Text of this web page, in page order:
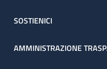
SOSTIENICI
AMMINISTRAZIONE